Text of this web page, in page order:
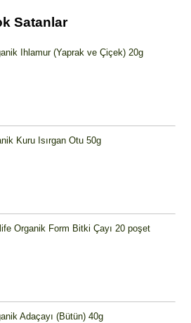
Satanlar
Ihlamur (Yaprak ve Çiçek) 20g
Kuru Isırgan Otu 50g
Organik Form Bitki Çayı 20 poşet
Adaçayı (Bütün) 40g